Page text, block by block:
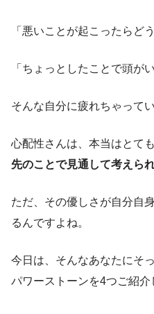
「悪いことが起こったらど
「ちょっとしたことで頭が
そんな自分に疲れちゃって
心配性さんは、本当はとて
先のことで見通して考えら
ただ、その優しさが自分自
るんですよね。
今日は、そんなあなたにそ
パワーストーンを4つご紹介